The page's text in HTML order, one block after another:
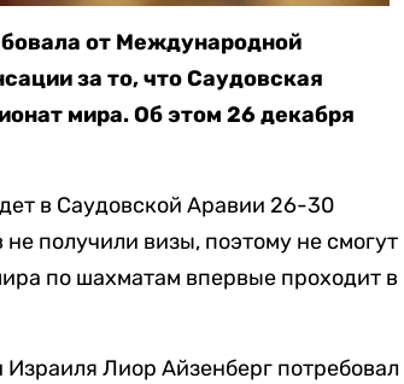
от Международной
за то, что Саудовская
мира. Об этом 26 декабря
в Саудовской Аравии 26-30
получили визы, поэтому не смогут
по шахматам впервые проходит в
Лиор Айзенберг потребовал